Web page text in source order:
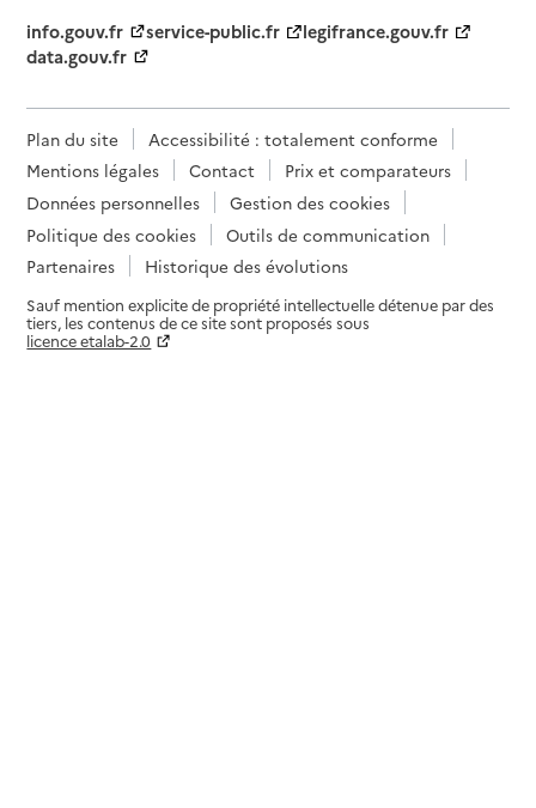
info.gouv.fr
service-public.fr
legifrance.gouv.fr
data.gouv.fr
Plan du site
Accessibilité : totalement conforme
Mentions légales
Contact
Prix et comparateurs
Données personnelles
Gestion des cookies
Politique des cookies
Outils de communication
Partenaires
Historique des évolutions
Sauf mention explicite de propriété intellectuelle détenue par des
tiers, les contenus de ce site sont proposés sous
licence etalab-2.0